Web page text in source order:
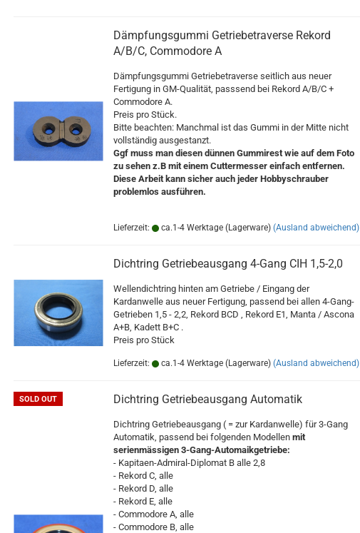
Dämpfungsgummi Getriebetraverse Rekord
A/B/C, Commodore A
Dämpfungsgummi Getriebetraverse seitlich aus neuer
Fertigung in GM-Qualität, passsend bei Rekord A/B/C +
Commodore A.
Preis pro Stück.
Bitte beachten: Manchmal ist das Gummi in der Mitte nicht
vollständig ausgestanzt.
Ggf muss man diesen dünnen Gummirest wie auf dem Foto
zu sehen z.B mit einem Cuttermesser einfach entfernen.
Diese Arbeit kann sicher auch jeder Hobbyschrauber
problemlos ausführen.
Lieferzeit: ca.1-4 Werktage (Lagerware) (Ausland abweichend)
Dichtring Getriebeausgang 4-Gang CIH 1,5-2,0
Wellendichtring hinten am Getriebe / Eingang der
Kardanwelle aus neuer Fertigung, passend bei allen 4-Gang-
Getrieben 1,5 - 2,2, Rekord BCD , Rekord E1, Manta / Ascona
A+B, Kadett B+C .
Preis pro Stück
Lieferzeit: ca.1-4 Werktage (Lagerware) (Ausland abweichend)
SOLD OUT Dichtring Getriebeausgang Automatik
Dichtring Getriebeausgang ( = zur Kardanwelle) für 3-Gang
Automatik, passend bei folgenden Modellen mit
serienmässigen 3-Gang-Automaikgetriebe:
- Kapitaen-Admiral-Diplomat B alle 2,8
- Rekord C, alle
- Rekord D, alle
- Rekord E, alle
- Commodore A, alle
- Commodore B, alle